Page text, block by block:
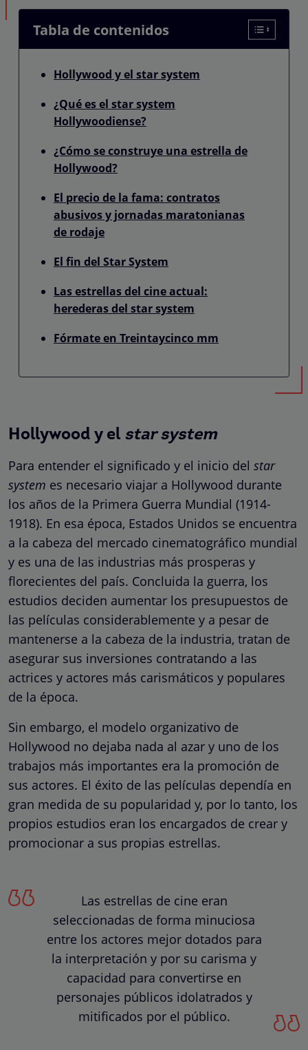
Tabla de contenidos
Hollywood y el star system
¿Qué es el star system
Hollywoodiense?
¿Cómo se construye una estrella de
Hollywood?
El precio de la fama: contratos
abusivos y jornadas maratonianas
de rodaje
El fin del Star System
Las estrellas del cine actual:
herederas del star system
Fórmate en Treintaycinco mm
Hollywood y el star system
Para entender el significado y el inicio del star
system es necesario viajar a Hollywood durante
los años de la Primera Guerra Mundial (1914-
1918). En esa época, Estados Unidos se encuentra
a la cabeza del mercado cinematográfico mundial
y es una de las industrias más prosperas y
florecientes del país. Concluida la guerra, los
estudios deciden aumentar los presupuestos de
las películas considerablemente y a pesar de
mantenerse a la cabeza de la industria, tratan de
asegurar sus inversiones contratando a las
actrices y actores más carismáticos y populares
de la época.
Sin embargo, el modelo organizativo de
Hollywood no dejaba nada al azar y uno de los
trabajos más importantes era la promoción de
sus actores. El éxito de las películas dependía en
gran medida de su popularidad y, por lo tanto, los
propios estudios eran los encargados de crear y
promocionar a sus propias estrellas.
Las estrellas de cine eran
seleccionadas de forma minuciosa
entre los actores mejor dotados para
la interpretación y por su carisma y
capacidad para convertirse en
personajes públicos idolatrados y
mitificados por el público.